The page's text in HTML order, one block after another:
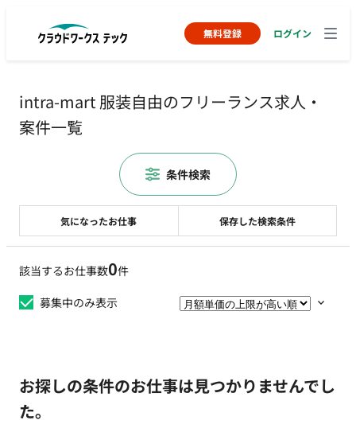
無料登録 ログイン
intra-mart 服装自由のフリーランス求人・
案件一覧
該当するお仕事数0件
募集中のみ表示
お探しの条件のお仕事は見つかりませんでし
た。
気になったお仕事 保存した検索条件
条件検索